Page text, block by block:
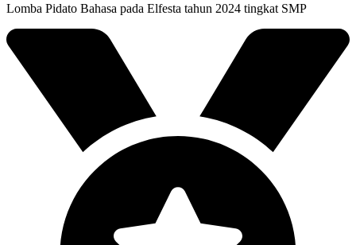
Lomba Pidato Bahasa pada Elfesta tahun 2024 tingkat SMP